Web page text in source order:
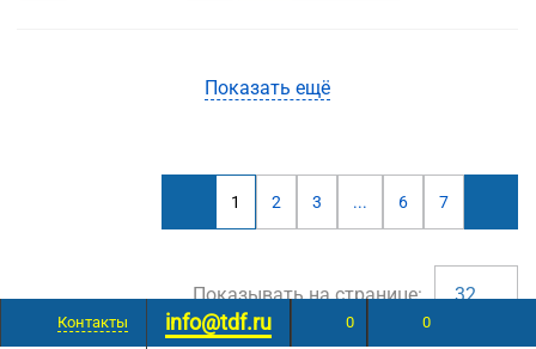
Контакты info@tdf.ru 0 0
Показать ещё
1 2 3 ... 6 7
Показывать на странице: 32